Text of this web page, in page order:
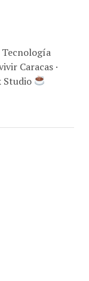
Caracas ·
Studio